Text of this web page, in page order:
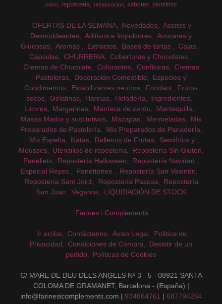
polvo
reposteria restauracion sabores semifrios
OFERTAS DE LA SEMANA Novedades
Aceites y
Desmoldeantes
Aditivos e Impulsores
Azucares y
Glucosas
Aromas Extractos Bases de tartas
Cajas
Capsulas
CHURRERIA
Coberturas y Chocolates
Cremas de Chocolate
Colorantes Confituras
Cremas
Pasteleras
Decoración Comestible
Especies y
Condimentos
Estabilizantes neutros Fondant
Frutos
secos
Gelatinas Harinas Heladería
Ingredientes
Licores
Margarinas Manteca de cerdo
Mantequilla
Masas Madre y sustitutivos
Mazapan Mermeladas
Mix
Preparados de Pastelería
Mix Preparados de PanaderÍa
Mix Espelta
Natas Rellenos de Frutas
Semifríos y
Mousses
Utensilios de repostería
Repostería Sin Gluten
Panellets
Repostería Halloween
Repostería Navidad
Especial Reyes
Panettones
Repostería San Valentín
Repostería Sant Jordi
Repostería Pascua
Repostería
San Juan
Veganos LIQUIDACIÓN DE STOCK
Farines i Complements
Ir arriba Contáctanos Aviso Legal
Política de
Privacidad
Condiciones de Compra
Desistir de un
pedido
Políticas de Cookies
C/ MARE DE DEU DELS ANGELS Nº 3 - 5 - 08921 SANTA
COLOMA DE GRAMANET, Barcelona - (España) |
info@farinesicomplements.com | 934664761 | 687794264